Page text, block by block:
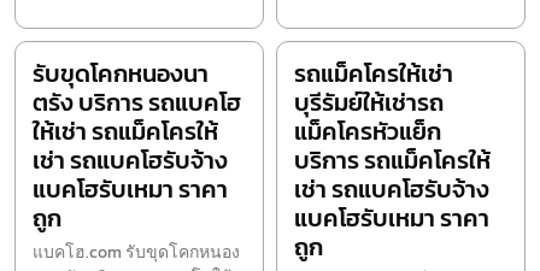
รับขุดโคกหนองนา
ตรัง บริการ รถแบคโฮ
ให้เช่า รถแม็คโครให้
เช่า รถแบคโฮรับจ้าง
แบคโฮรับเหมา ราคา
ถูก
แบคโฮ.com รับขุดโคกหนอง
รถแม็คโครให้เช่า
บุรีรัมย์ให้เช่ารถ
แม็คโครหัวแย็ก
บริการ รถแม็คโครให้
เช่า รถแบคโฮรับจ้าง
แบคโฮรับเหมา ราคา
ถูก